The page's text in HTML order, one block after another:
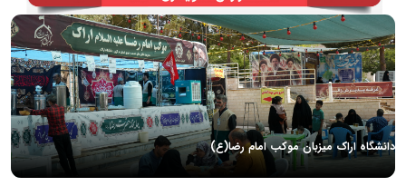
دانشگاه اراک میزبان موکب امام رضا(ع)